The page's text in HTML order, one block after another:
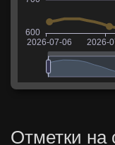
Отметки на